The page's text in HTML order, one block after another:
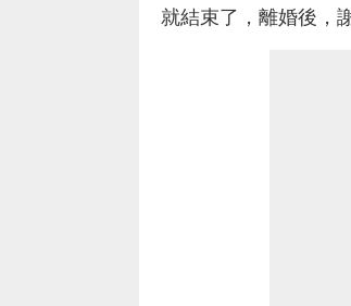
就結束了，離婚後，